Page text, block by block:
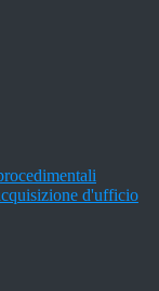
d'ufficio